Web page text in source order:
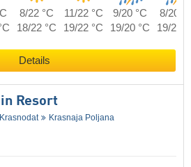
8/22 °C 11/22 °C 9/20 °C
8/20
18/22 °C 19/22 °C 19/20 °C 19/20
Details
Resort
Krasnodat
Krasnaja Poljana